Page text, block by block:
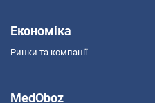
Економіка
Ринки та компанії
MedOboz